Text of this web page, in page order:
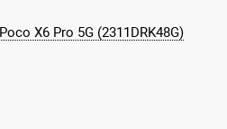
X6 Pro 5G (2311DRK48G)